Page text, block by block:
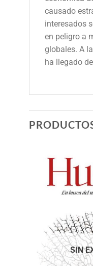
causado
interesados
en peligro a
globales. A
ha llegado
SIN